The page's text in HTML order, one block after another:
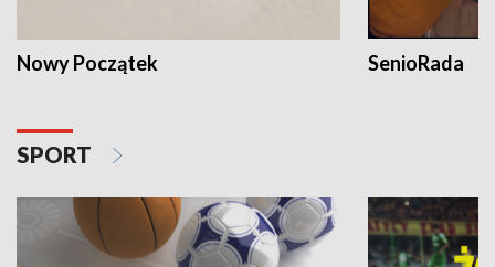
Nowy Początek SenioRada
SPORT